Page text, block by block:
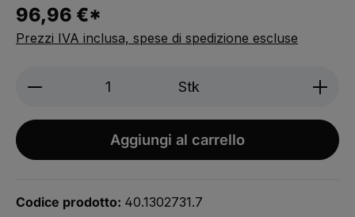
96,96 €*
Prezzi IVA inclusa, spese di spedizione escluse
Produkt Anzahl: Gib den
Stk
Aggiungi al carrello
Codice prodotto: 40.1302731.7